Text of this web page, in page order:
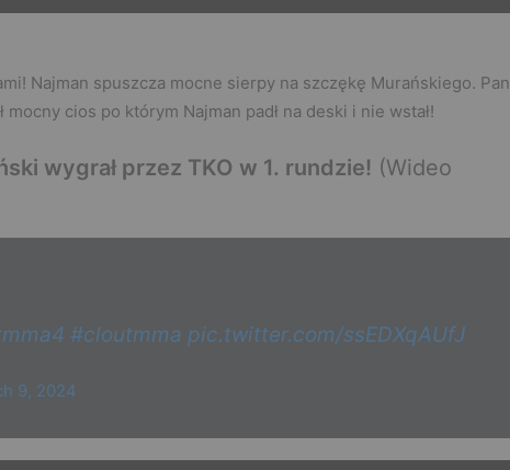
Najman spuszcza mocne sierpy na szczękę Murańskiego. Pan
mocny cios po którym Najman padł na deski i nie wstał!
wygrał przez TKO w 1. rundzie! (Wideo
#cloutmma pic.twitter.com/ssEDXqAUfJ
9, 2024